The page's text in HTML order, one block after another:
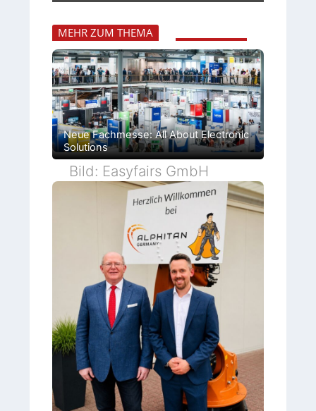
MEHR ZUM THEMA
Neue Fachmesse: All About Electronic
Solutions
Bild: Easyfairs GmbH